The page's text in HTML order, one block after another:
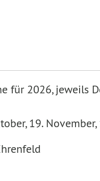
für 2026, jeweils
19.